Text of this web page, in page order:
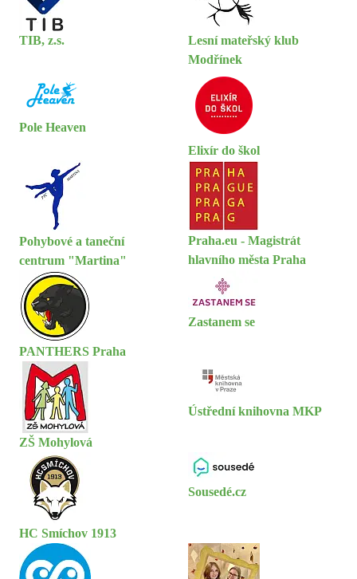
TIB, z.s.
Lesní mateřský klub
Modřínek
Pole Heaven
Elixír do škol
Pohybové a taneční
centrum "Martina"
Praha.eu - Magistrát
hlavního města Praha
PANTHERS Praha
Zastanem se
ZŠ Mohylová
Ústřední knihovna MKP
HC Smíchov 1913
Sousedé.cz